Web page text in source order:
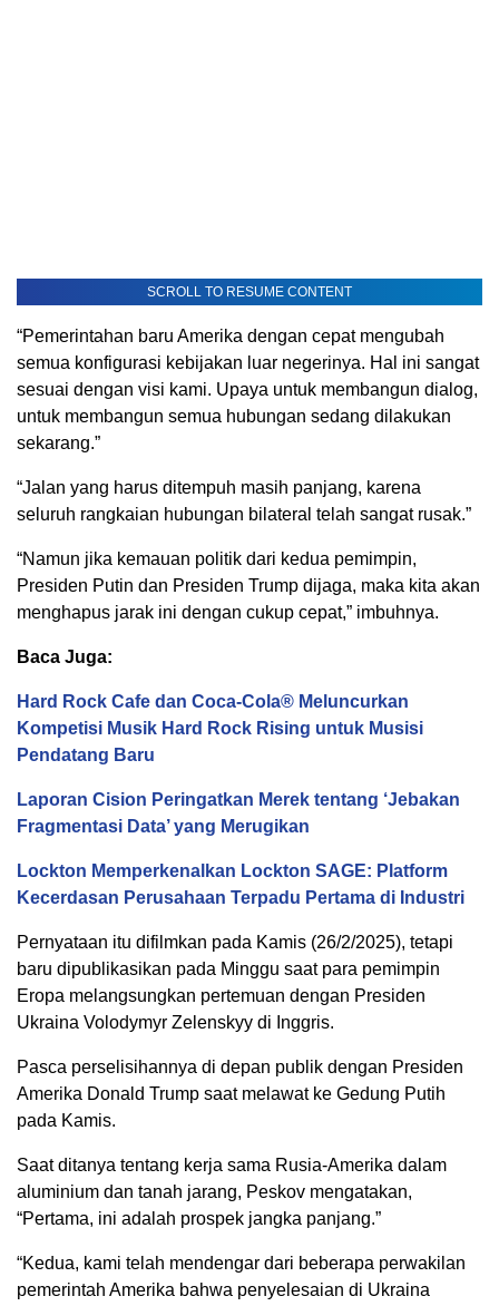
SCROLL TO RESUME CONTENT
“Pemerintahan baru Amerika dengan cepat mengubah
semua konfigurasi kebijakan luar negerinya. Hal ini sangat
sesuai dengan visi kami. Upaya untuk membangun dialog,
untuk membangun semua hubungan sedang dilakukan
sekarang.”
“Jalan yang harus ditempuh masih panjang, karena
seluruh rangkaian hubungan bilateral telah sangat rusak.”
“Namun jika kemauan politik dari kedua pemimpin,
Presiden Putin dan Presiden Trump dijaga, maka kita akan
menghapus jarak ini dengan cukup cepat,” imbuhnya.
Baca Juga:
Hard Rock Cafe dan Coca-Cola® Meluncurkan
Kompetisi Musik Hard Rock Rising untuk Musisi
Pendatang Baru
Laporan Cision Peringatkan Merek tentang ‘Jebakan
Fragmentasi Data’ yang Merugikan
Lockton Memperkenalkan Lockton SAGE: Platform
Kecerdasan Perusahaan Terpadu Pertama di Industri
Pernyataan itu difilmkan pada Kamis (26/2/2025), tetapi
baru dipublikasikan pada Minggu saat para pemimpin
Eropa melangsungkan pertemuan dengan Presiden
Ukraina Volodymyr Zelenskyy di Inggris.
Pasca perselisihannya di depan publik dengan Presiden
Amerika Donald Trump saat melawat ke Gedung Putih
pada Kamis.
Saat ditanya tentang kerja sama Rusia-Amerika dalam
aluminium dan tanah jarang, Peskov mengatakan,
“Pertama, ini adalah prospek jangka panjang.”
“Kedua, kami telah mendengar dari beberapa perwakilan
pemerintah Amerika bahwa penyelesaian di Ukraina